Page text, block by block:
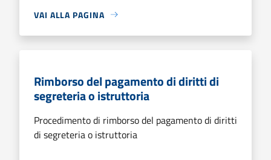
VAI ALLA PAGINA
Rimborso del pagamento di diritti di
segreteria o istruttoria
Procedimento di rimborso del pagamento di diritti
di segreteria o istruttoria